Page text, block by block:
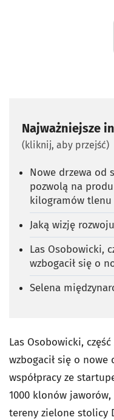
Najważniejsze
(kliknij, aby przejść)
Nowe drzewa od
pozwolą na
kilogramów tlenu
Jaką wizję
Las Osobowicki,
wzbogacił się o
Selena
Las Osobowicki,
wzbogacił się o nowe
współpracy ze
1000 klonów
tereny zielone stolicy